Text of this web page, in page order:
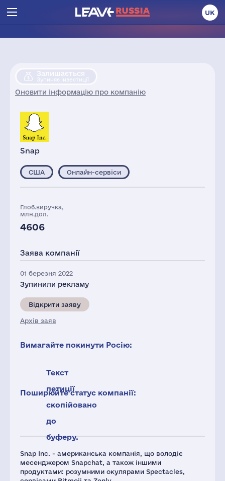
UK
Залишається
Зупиняє інвестиції
Оновити інформацію про компанію
Snap
Snap Inc. - американська компанія, що володіє
месенджером Snapchat, а також іншими
продуктами: розумними окулярами Spectacles,
США Онлайн-сервіси
Глоб.виручка,
млн.дол.
4606
Заява компанії
01 березня 2022
Зупинили рекламу
Відкрити заяву
Архів заяв
Вимагайте покинути Росію:
Текст
петиції
скопійовано
до
буферу.
Поширюйте статус компанії: